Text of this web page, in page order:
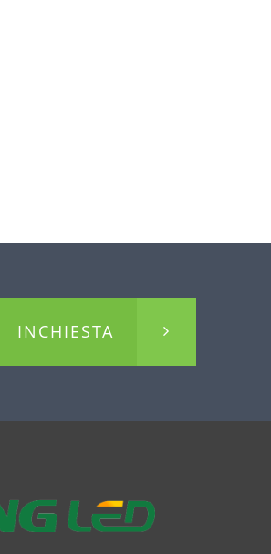
INCHIESTA